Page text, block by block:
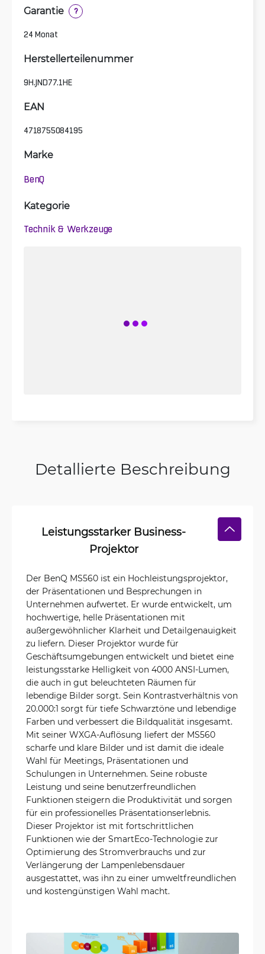
Garantie ?
24 Monat
Herstellerteilenummer
9H.JND77.1HE
EAN
4718755084195
Marke
BenQ
Kategorie
Technik & Werkzeuge
Detallierte Beschreibung
Leistungsstarker Business-
Projektor
Der BenQ MS560 ist ein Hochleistungsprojektor,
der Präsentationen und Besprechungen in
Unternehmen aufwertet. Er wurde entwickelt, um
hochwertige, helle Präsentationen mit
außergewöhnlicher Klarheit und Detailgenauigkeit
zu liefern. Dieser Projektor wurde für
Geschäftsumgebungen entwickelt und bietet eine
leistungsstarke Helligkeit von 4000 ANSI-Lumen,
die auch in gut beleuchteten Räumen für
lebendige Bilder sorgt. Sein Kontrastverhältnis von
20.000:1 sorgt für tiefe Schwarztöne und lebendige
Farben und verbessert die Bildqualität insgesamt.
Mit seiner WXGA-Auflösung liefert der MS560
scharfe und klare Bilder und ist damit die ideale
Wahl für Meetings, Präsentationen und
Schulungen in Unternehmen. Seine robuste
Leistung und seine benutzerfreundlichen
Funktionen steigern die Produktivität und sorgen
für ein professionelles Präsentationserlebnis.
Dieser Projektor ist mit fortschrittlichen
Funktionen wie der SmartEco-Technologie zur
Optimierung des Stromverbrauchs und zur
Verlängerung der Lampenlebensdauer
ausgestattet, was ihn zu einer umweltfreundlichen
und kostengünstigen Wahl macht.